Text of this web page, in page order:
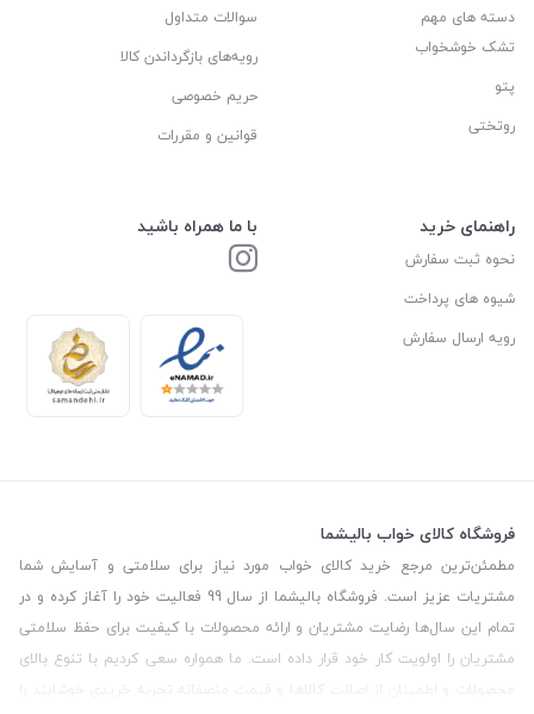
دسته های مهم
تشک خوشخواب
پتو
روتختی
سوالات متداول
رویه‌های بازگرداندن کالا
حریم خصوصی
قوانین و مقررات
راهنمای خرید
نحوه ثبت سفارش
شیوه های پرداخت
رویه ارسال سفارش
با ما همراه باشید
فروشگاه کالای خواب بالیشما
مطمئن‌ترین مرجع خرید کالای خواب مورد نیاز برای سلامتی و آسایش شما
مشتریات عزیز است. فروشگاه بالیشما از سال 99 فعالیت خود را آغاز کرده و در
تمام این سال‌ها رضایت مشتریان و ارائه محصولات با کیفیت برای حفظ سلامتی
مشتریان را اولویت کار خود قرار داده است. ما همواره سعی کردیم با تنوع بالای
محصولات و اطمینان از اصالت کالاها و قیمت منصفانه تجربه خریدی خوشایند را